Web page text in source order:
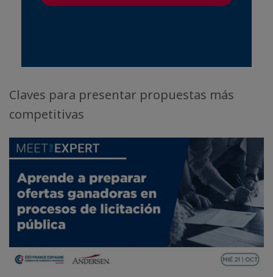
Claves para presentar propuestas más
competitivas